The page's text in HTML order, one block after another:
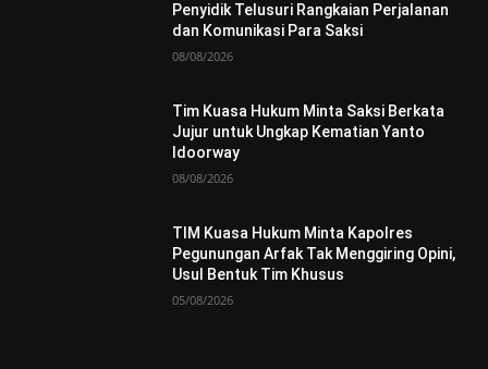
Penyidik Telusuri Rangkaian Perjalanan
dan Komunikasi Para Saksi
08/08/2026
Tim Kuasa Hukum Minta Saksi Berkata
Jujur untuk Ungkap Kematian Yanto
Idoorway
08/08/2026
TIM Kuasa Hukum Minta Kapolres
Pegunungan Arfak Tak Menggiring Opini,
Usul Bentuk Tim Khusus
05/08/2026